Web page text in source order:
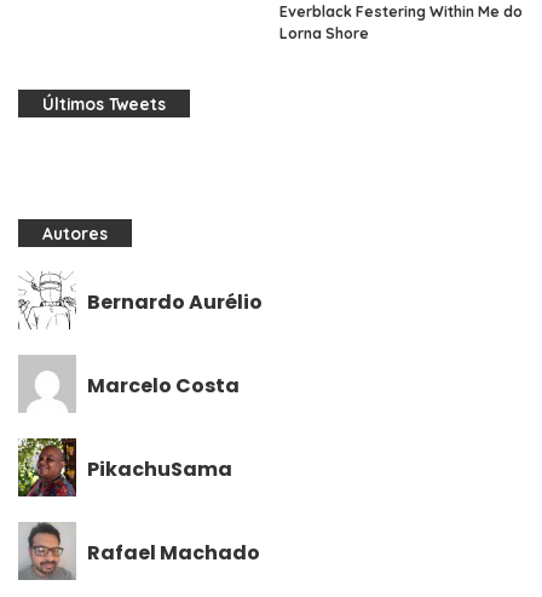
Everblack Festering Within Me do
Lorna Shore
Últimos Tweets
Autores
Bernardo Aurélio
Marcelo Costa
PikachuSama
Rafael Machado